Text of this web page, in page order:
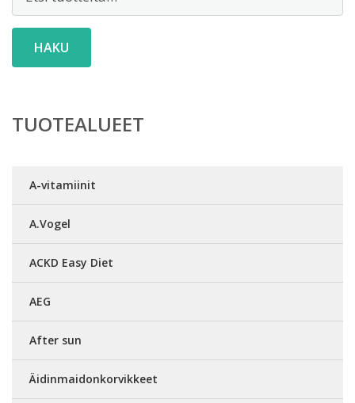
HAKU
TUOTEALUEET
A-vitamiinit
A.Vogel
ACKD Easy Diet
AEG
After sun
Äidinmaidonkorvikkeet